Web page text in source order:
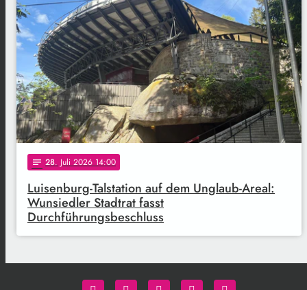
notes 28. Juli 2026 14:00
Luisenburg-Talstation auf dem Unglaub-Areal:
Wunsiedler Stadtrat fasst
Durchführungsbeschluss